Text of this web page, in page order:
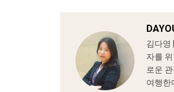
김다영
자를
로운
여행한